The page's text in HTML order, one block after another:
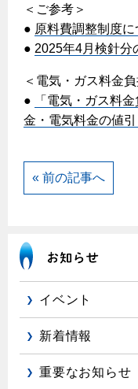
地震のとき
ガス給湯器・風呂釜
故障診断
ガス工事について
新しく都市ガスをご
ガスを安全にお使いい
安全対策
ガスメーターの役割
正しい接続で安全に
30代
40代～50代
60代
プロパンガスから都市
導入事例
警報器
警報器
バスルーム
エコジョーズ
ミストサウナ
リビング
ガスファンヒーター
ガス温水床暖房・ル
リフォームのお知らせ
ショールーム
リフォームについて
ご契約・お手続き
お申込み
停電時の対応
よくあるご質問
＜ご参考＞
● 原料費調整制度に
● 2025年4月検針分
＜電気・ガス料金
●
「電気・ガス料
金・電気料金の値
« 前の記事へ
イベント
新着情報
重要なお知らせ